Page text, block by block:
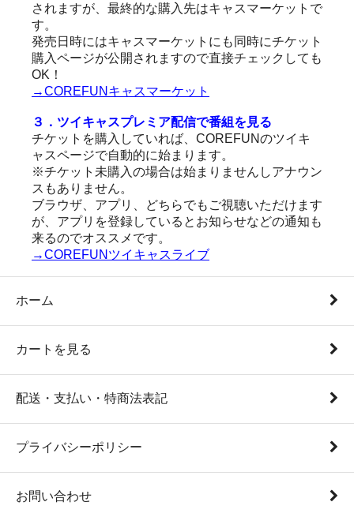
されますが、最終的な購入先はキャスマーケットで
す。
発売日時にはキャスマーケットにも同時にチケット
購入ページが公開されますので直接チェックしても
OK！
→COREFUNキャスマーケット
３．ツイキャスプレミア配信で番組を見る
チケットを購入していれば、COREFUNのツイキ
ャスページで自動的に始まります。
※チケット未購入の場合は始まりませんしアナウン
スもありません。
ブラウザ、アプリ、どちらでもご視聴いただけます
が、アプリを登録しているとお知らせなどの通知も
来るのでオススメです。
→COREFUNツイキャスライブ
ホーム
カートを見る
配送・支払い・特商法表記
プライバシーポリシー
お問い合わせ